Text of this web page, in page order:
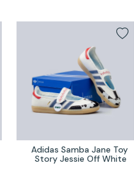
Adidas Samba Jane Toy
Story Jessie Off White